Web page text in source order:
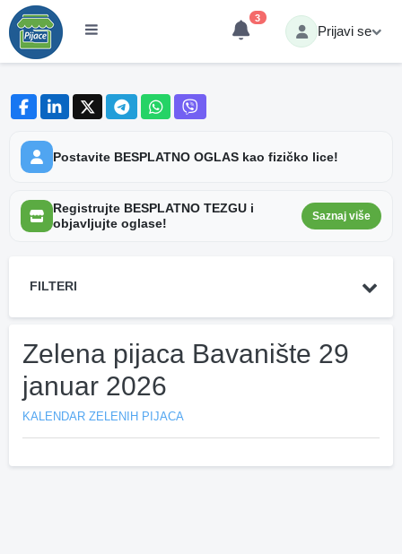
3
Prijavi se
Postavite BESPLATNO OGLAS kao fizičko lice!
Registrujte BESPLATNO TEZGU i
objavljujte oglase!
Saznaj više
FILTERI
Zelena pijaca Bavanište 29
januar 2026
KALENDAR ZELENIH PIJACA